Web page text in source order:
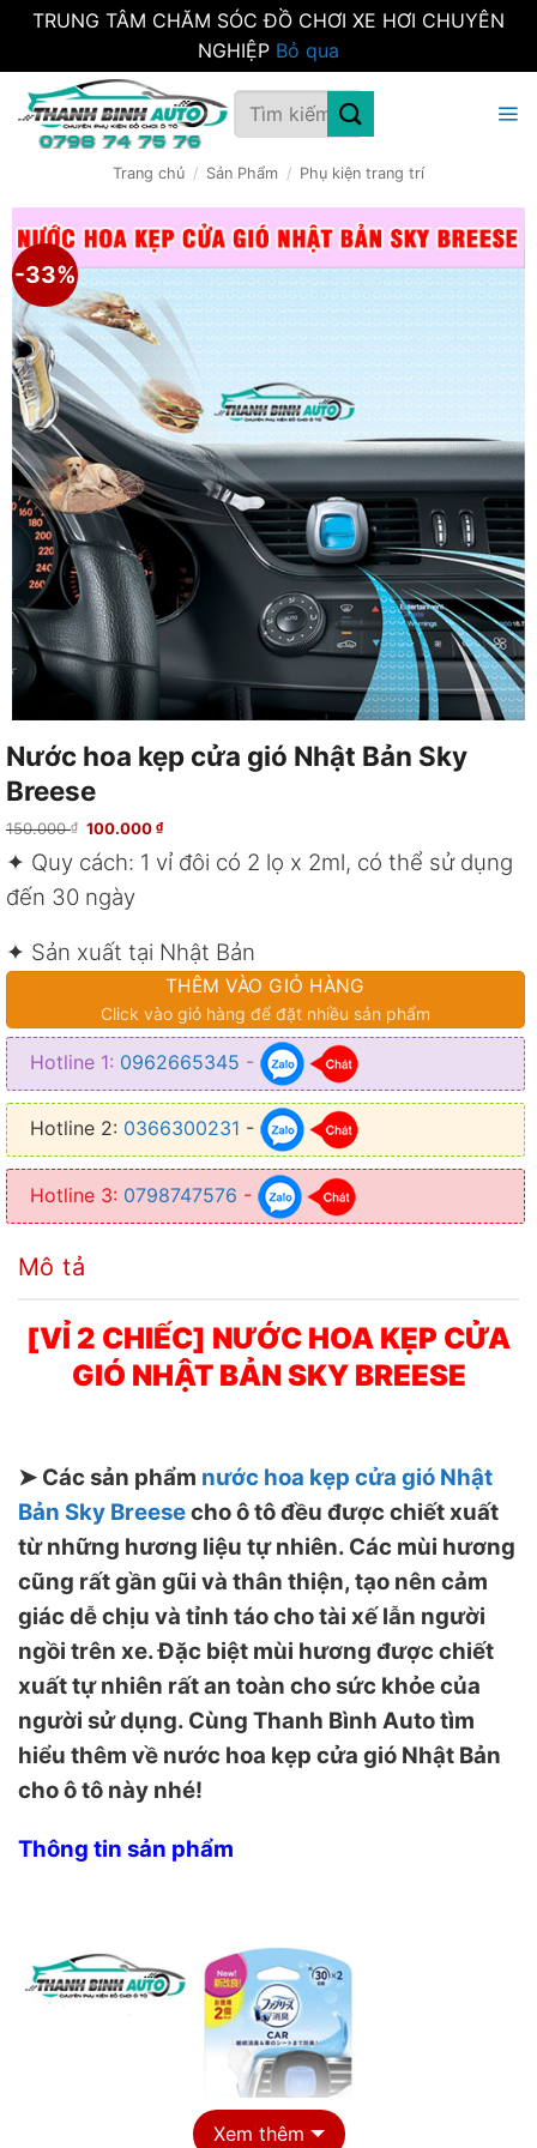
TRUNG TÂM CHĂM SÓC ĐỒ CHƠI XE HƠI CHUYÊN
NGHIỆP Bỏ qua
qua
Tìm
kiếm:
Trang chủ / Sản Phẩm / Phụ kiện trang trí
-33%
Nước hoa kẹp cửa gió Nhật Bản Sky
Breese
150.000₫
Giá
là:
150.000 ₫.
100.000 ₫Giá
tại
là:
✦ Quy cách: 1 vỉ đôi có 2 lọ x 2ml, có thể sử dụng
đến 30 ngày
✦ Sản xuất tại Nhật Bản
✦ Dung tích của sản phẩm: 4ml
✦ Kích thước sản phẩm: 32 *24 *19cm
✦ Giúp tinh thần thư giãn, giảm stress và mệt
mỏi, giảm tình trạng say xe
THÊM VÀO GIỎ HÀNG
Click vào giỏ hàng để đặt nhiều sản phẩm
Hotline 1: 0962665345 -
Hotline 2: 0366300231 -
Hotline 3: 0798747576 -
Mô tả
[VỈ 2 CHIẾC] NƯỚC HOA KẸP CỬA
GIÓ NHẬT BẢN SKY BREESE
➤ Các sản phẩm nước hoa kẹp cửa gió Nhật
Bản Sky Breesecho ô tô đều được chiết xuất
từ những hương liệu tự nhiên. Các mùi hương
cũng rất gần gũi và thân thiện, tạo nên cảm
giác dễ chịu và tỉnh táo cho tài xế lẫn người
ngồi trên xe. Đặc biệt mùi hương được chiết
xuất tự nhiên rất an toàn cho sức khỏe của
người sử dụng. Cùng Thanh Bình Auto tìm
hiểu thêm về nước hoa kẹp cửa gió Nhật Bản
cho ô tô này nhé!
Thông tin sản phẩm
Xem thêm